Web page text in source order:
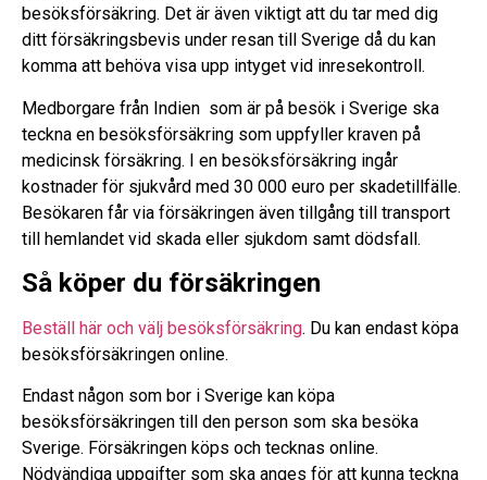
besöksförsäkring. Det är även viktigt att du tar med dig
ditt försäkringsbevis under resan till Sverige då du kan
komma att behöva visa upp intyget vid inresekontroll.
Medborgare från Indien som är på besök i Sverige ska
teckna en besöksförsäkring som uppfyller kraven på
medicinsk försäkring. I en besöksförsäkring ingår
kostnader för sjukvård med 30 000 euro per skadetillfälle.
Besökaren får via försäkringen även tillgång till transport
till hemlandet vid skada eller sjukdom samt dödsfall.
Så köper du försäkringen
Beställ här och välj besöksförsäkring. Du kan endast köpa
besöksförsäkringen online.
Endast någon som bor i Sverige kan köpa
besöksförsäkringen till den person som ska besöka
Sverige. Försäkringen köps och tecknas online.
Nödvändiga uppgifter som ska anges för att kunna teckna